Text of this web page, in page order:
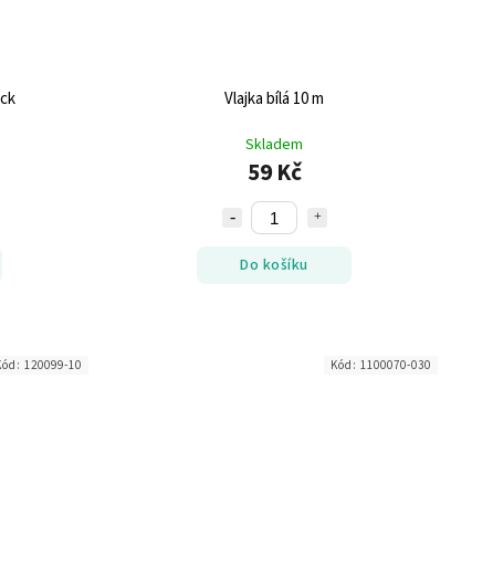
Vlajka bílá 10 m
Skladem
59 Kč
Do košíku
120099-10 Kód: 1100070-030